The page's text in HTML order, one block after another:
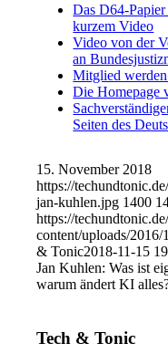
Das D64-
kurzem Video
Video von der
an
Mitglied
Die Homepage
Seiten des
15. November 2018
https://
jan-kuhlen.jpg 1400
https://
content/uploads/
& Tonic2018-11-15
Jan Kuhlen: Was ist
warum ändert KI
Tech & Tonic